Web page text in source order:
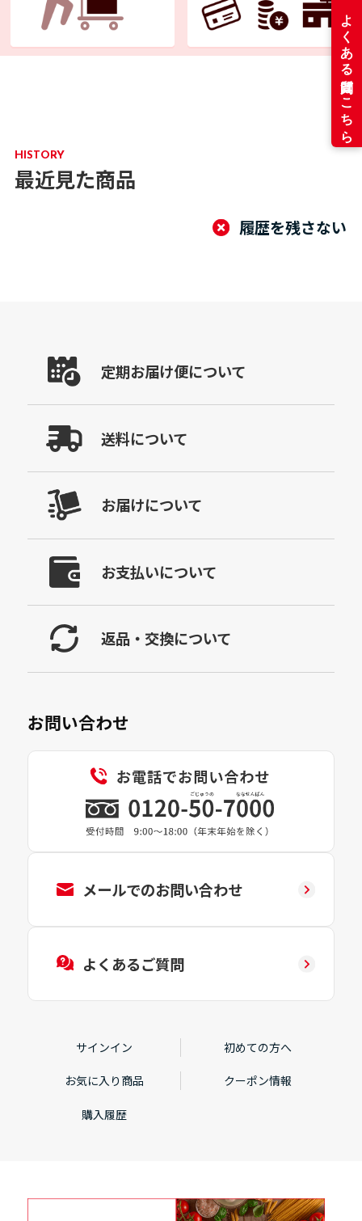
HISTORY
最近見た商品
履歴を残さない
定期お届け便について
送料について
お届けについて
お支払いについて
返品・交換について
お問い合わせ
メールでのお問い合わせ
よくあるご質問
サインイン 初めての方へ
お気に入り商品 クーポン情報
購入履歴